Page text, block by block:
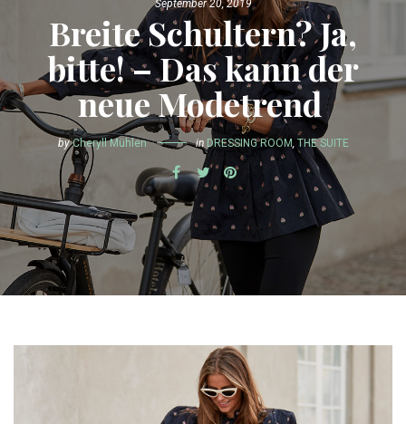
September 20, 2019
Breite Schultern? Ja,
bitte! – Das kann der
neue Modetrend
byCheryll Mühlen in DRESSING ROOM, THE SUITE